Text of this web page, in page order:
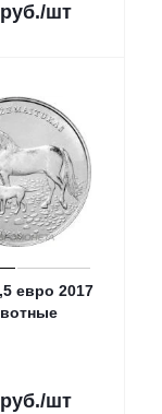
/шт
евро 2017
/шт